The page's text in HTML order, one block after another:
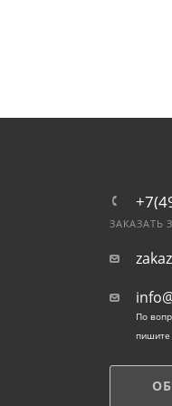
ЗАКАЗАТЬ
По
пишите